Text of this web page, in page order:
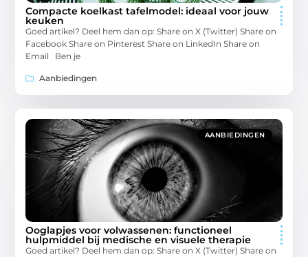
Compacte koelkast tafelmodel: ideaal voor jouw
keuken
Goed artikel? Deel hem dan op: Share on X (Twitter) Share on
Facebook Share on Pinterest Share on LinkedIn Share on
Email Ben je
Aanbiedingen
AANBIEDINGEN
Ooglapjes voor volwassenen: functioneel
hulpmiddel bij medische en visuele therapie
Goed artikel? Deel hem dan op: Share on X (Twitter) Share on